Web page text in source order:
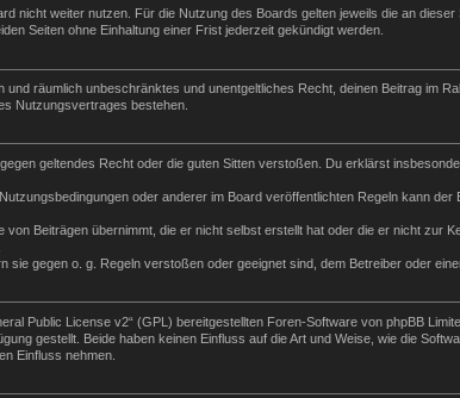
nicht weiter nutzen. Für die Nutzung des Boards gelten jeweils die an dieser
Seiten ohne Einhaltung einer Frist jederzeit gekündigt werden.
räumlich unbeschränktes und unentgeltliches Recht, deinen Beitrag im
Nutzungsvertrages bestehen.
geltendes Recht oder die guten Sitten verstoßen. Du erklärst
oder anderer im Board veröffentlichten Regeln kann
Beiträgen übernimmt, die er nicht selbst erstellt hat oder die er nicht zur
gegen o. g. Regeln verstoßen oder geeignet sind, dem Betreiber oder
Public License v2“ (GPL) bereitgestellten Foren-Software von phpBB
gestellt. Beide haben keinen Einfluss auf die Art und Weise, wie die
Einfluss nehmen.